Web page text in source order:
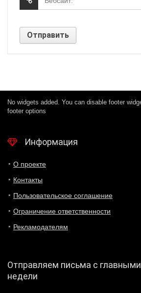
No widgets added. You can disable footer
footer options
Информация
О проекте
Контакты
Пользовательское соглашение
Ограничение ответственности
Рекламодателям
Отправляем письма с
недели